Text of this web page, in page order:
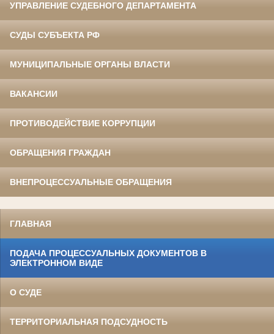
УПРАВЛЕНИЕ СУДЕБНОГО ДЕПАРТАМЕНТА
СУДЫ СУБЪЕКТА РФ
МУНИЦИПАЛЬНЫЕ ОРГАНЫ ВЛАСТИ
ВАКАНСИИ
ПРОТИВОДЕЙСТВИЕ КОРРУПЦИИ
ОБРАЩЕНИЯ ГРАЖДАН
ВНЕПРОЦЕССУАЛЬНЫЕ ОБРАЩЕНИЯ
ГЛАВНАЯ
ПОДАЧА ПРОЦЕССУАЛЬНЫХ ДОКУМЕНТОВ В
ЭЛЕКТРОННОМ ВИДЕ
О СУДЕ
ТЕРРИТОРИАЛЬНАЯ ПОДСУДНОСТЬ